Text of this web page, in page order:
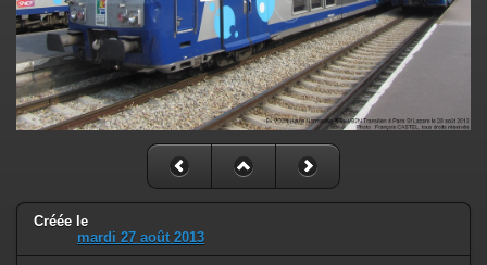
Créée le
mardi 27 août 2013